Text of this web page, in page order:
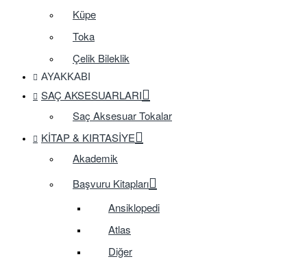
Küpe
Toka
Çelik Bileklik
AYAKKABI
SAÇ AKSESUARLARI
Saç Aksesuar Tokalar
KITAP & KIRTASIYE
Akademik
Başvuru Kitapları
Ansiklopedi
Atlas
Diğer